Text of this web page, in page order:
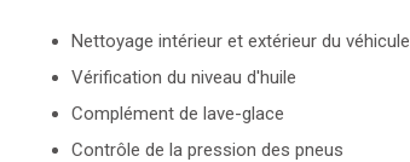
Nettoyage intérieur et extérieur du véhicule
Vérification du niveau d'huile
Complément de lave-glace
Contrôle de la pression des pneus